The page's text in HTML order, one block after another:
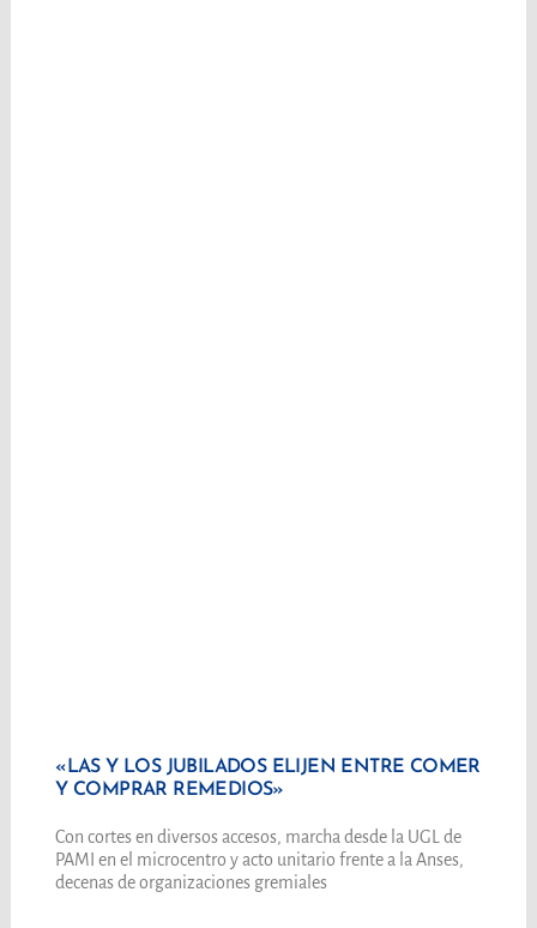
«LAS Y LOS JUBILADOS ELIJEN ENTRE COMER
Y COMPRAR REMEDIOS»
Con cortes en diversos accesos, marcha desde la UGL de
PAMI en el microcentro y acto unitario frente a la Anses,
decenas de organizaciones gremiales